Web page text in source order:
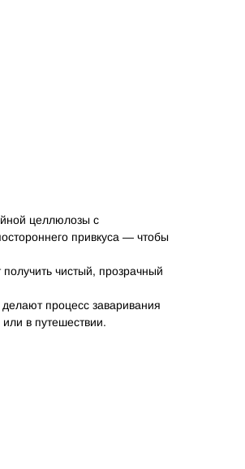
целлюлозы с
привкуса — чтобы
чистый, прозрачный
процесс заваривания
в путешествии.